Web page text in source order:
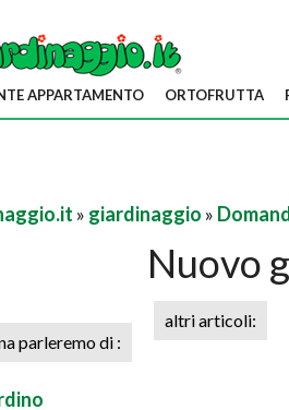
APPARTAMENTO ORTOFRUTTA
» giardinaggio »
Nuovo
parleremo di :
altri articoli: